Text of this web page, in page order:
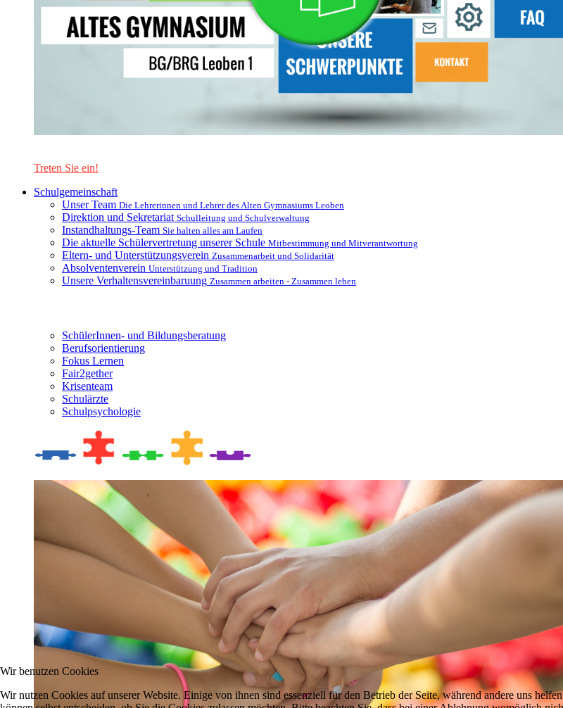
Treten Sie ein!
Schulgemeinschaft
Unser Team Die Lehrerinnen und Lehrer des Alten Gymnasiums Leoben
Direktion und Sekretariat Schulleitung und Schulverwaltung
Instandhaltungs-Team Sie halten alles am Laufen
Die aktuelle Schülervertretung unserer Schule Mitbestimmung und Mitverantwortung
Eltern- und Unterstützungsverein Zusammenarbeit und Solidarität
Absolventenverein Unterstützung und Tradition
Unsere Verhaltensvereinbaruung Zusammen arbeiten - Zusammen leben
SchülerInnen- und Bildungsberatung
Berufsorientierung
Fokus Lernen
Fair2gether
Krisenteam
Schulärzte
Schulpsychologie
Wir benutzen Cookies
Wir nutzen Cookies auf unserer Website. Einige von ihnen sind essenziell für den Betrieb der Seite, während andere uns